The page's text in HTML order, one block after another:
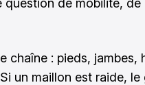
question de mobilité,
chaîne : pieds, jambes,
un maillon est raide,